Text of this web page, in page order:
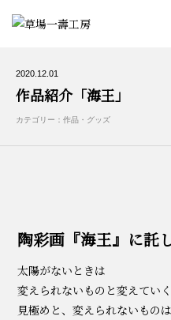
2020.12.01
作品紹介「海王」
カテゴリー：作品・グッズ
陶彩画『海王』に託
太陽がないときは
変えられないものと変えてい
見極めと、変えられないもの